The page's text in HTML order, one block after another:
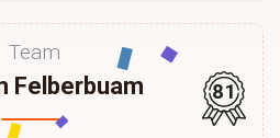
Team
Felberbuam 81